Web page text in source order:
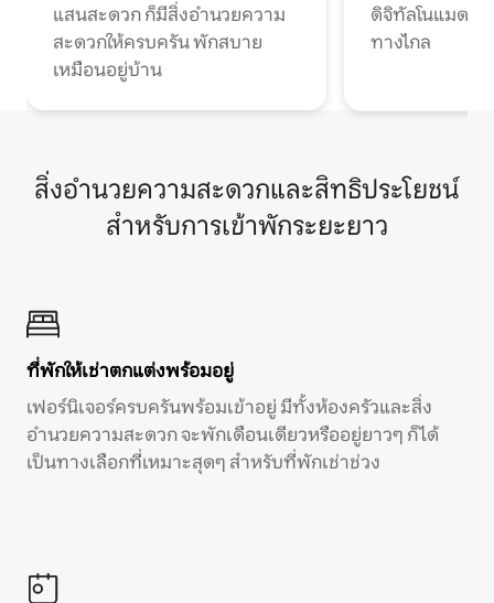
แสนสะดวก ก็มีสิ่งอำนวยความ
สะดวกให้ครบครัน พักสบาย
เหมือนอยู่บ้าน
ดิจิทัลโนแมดแ
ทางไกล
สิ่งอำนวยความสะดวกและสิทธิประโยชน์
สำหรับการเข้าพักระยะยาว
ที่พักให้เช่าตกแต่งพร้อมอยู่
เฟอร์นิเจอร์ครบครันพร้อมเข้าอยู่ มีทั้งห้องครัวและสิ่ง
อำนวยความสะดวก จะพักเดือนเดียวหรืออยู่ยาวๆ ก็ได้
เป็นทางเลือกที่เหมาะสุดๆ สำหรับที่พักเช่าช่วง